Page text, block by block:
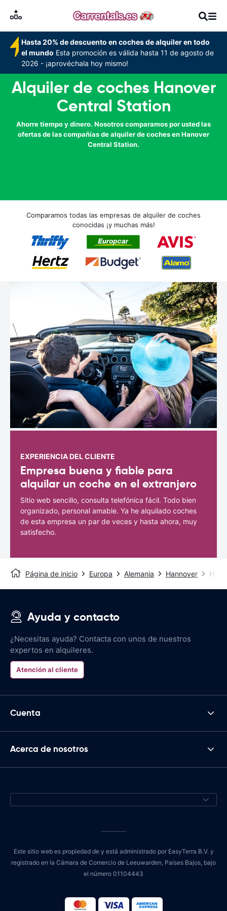
Hasta 20% de descuento en coches de alquiler en todo
el mundo Esta promoción es válida hasta 11 de agosto de
2026 - ¡aprovéchala hoy mismo!
Alquiler de coches Hanover
Central Station
Ahorre tiempo y dinero. Nosotros comparamos por usted las
ofertas de las compañías de alquiler de coches en Hanover
Central Station.
Comparamos todas las empresas de alquiler de coches
conocidas ¡y muchas más!
EXPERIENCIA DEL CLIENTE
Empresa buena y fiable para
alquilar un coche en el extranjero
Sitio web sencillo, consulta telefónica fácil. Todo bien
organizado, personal amable. Ya he alquilado coches
de esta empresa un par de veces y hasta ahora, muy
satisfecho.
Página de inicio Europa Alemania Hannover
Ayuda y contacto
¿Necesitas ayuda? Contacta con unos de nuestros
expertos en alquileres.
Atención al cliente
Cuenta
Acerca de nosotros
Este sitio web es propiedad de y está administrado por EasyTerra B.V. y
registrado en la Cámara de Comercio de Leeuwarden, Países Bajos, bajo
el número 01104443